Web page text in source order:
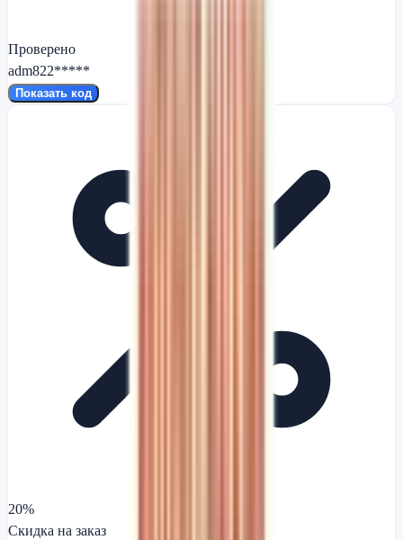
Проверено
adm822*****
Показать код
20%
Скидка на заказ